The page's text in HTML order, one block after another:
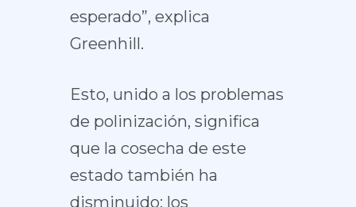
esperado”, explica
Greenhill.
Esto, unido a los problemas
de polinización, significa
que la cosecha de este
estado también ha
disminuido: los